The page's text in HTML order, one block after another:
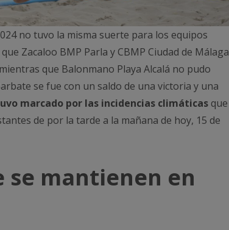
no tuvo la misma suerte para los equipos
Zacaloo BMP Parla y CBMP Ciudad de Málaga
que Balonmano Playa Alcalá no pudo
se fue con un saldo de una victoria y una
marcado por las incidencias climáticas que
de por la tarde a la mañana de hoy, 15 de
se mantienen en